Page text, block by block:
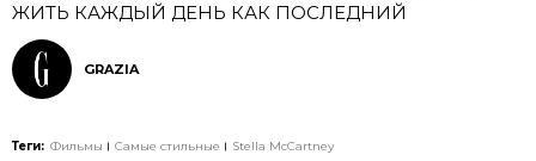
ЖИТЬ КАЖДЫЙ ДЕНЬ КАК ПОСЛЕДНИЙ
GRAZIA
Теги: Фильмы Самые стильные Stella McCartney